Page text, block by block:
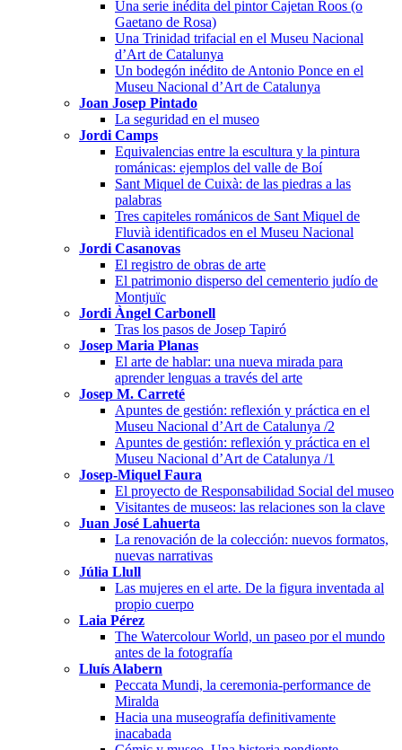
Una serie inédita del pintor Cajetan Roos (o
Gaetano de Rosa)
Una Trinidad trifacial en el Museu Nacional
d’Art de Catalunya
Un bodegón inédito de Antonio Ponce en el
Museu Nacional d’Art de Catalunya
Joan Josep Pintado
La seguridad en el museo
Jordi Camps
Equivalencias entre la escultura y la pintura
románicas: ejemplos del valle de Boí
Sant Miquel de Cuixà: de las piedras a las
palabras
Tres capiteles románicos de Sant Miquel de
Fluvià identificados en el Museu Nacional
Jordi Casanovas
El registro de obras de arte
El patrimonio disperso del cementerio judío de
Montjuïc
Jordi Àngel Carbonell
Tras los pasos de Josep Tapiró
Josep Maria Planas
El arte de hablar: una nueva mirada para
aprender lenguas a través del arte
Josep M. Carreté
Apuntes de gestión: reflexión y práctica en el
Museu Nacional d’Art de Catalunya /2
Apuntes de gestión: reflexión y práctica en el
Museu Nacional d’Art de Catalunya /1
Josep-Miquel Faura
El proyecto de Responsabilidad Social del museo
Visitantes de museos: las relaciones son la clave
Juan José Lahuerta
La renovación de la colección: nuevos formatos,
nuevas narrativas
Júlia Llull
Las mujeres en el arte. De la figura inventada al
propio cuerpo
Laia Pérez
The Watercolour World, un paseo por el mundo
antes de la fotografía
Lluís Alabern
Peccata Mundi, la ceremonia-performance de
Miralda
Hacia una museografía definitivamente
inacabada